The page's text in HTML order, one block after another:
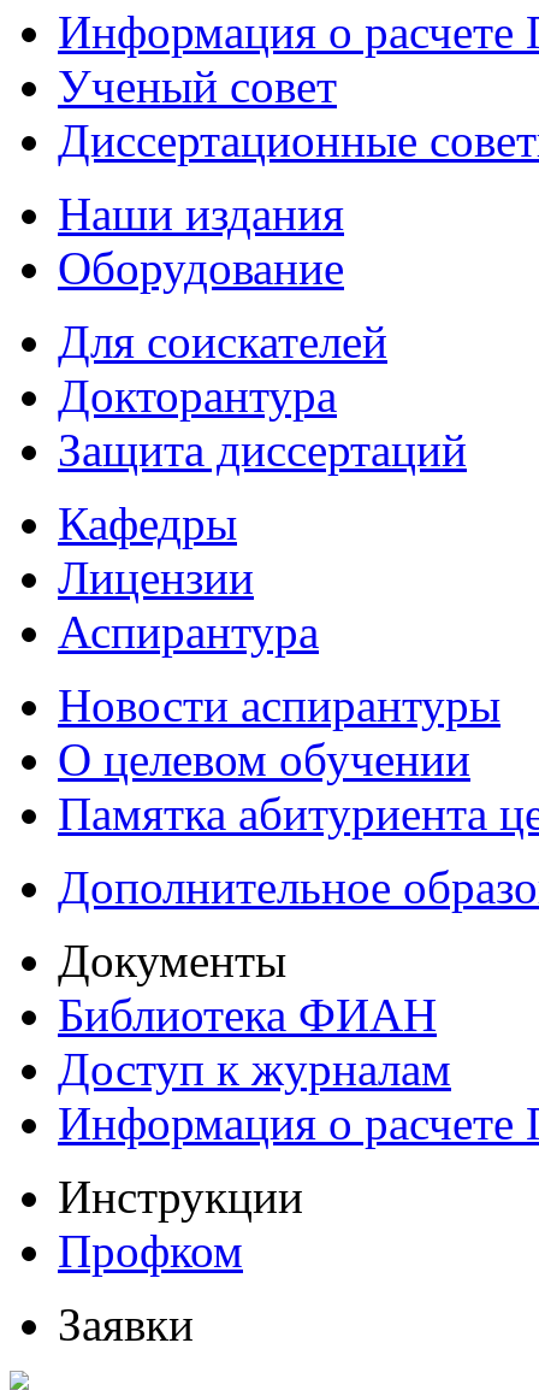
Информация о
Ученый совет
Диссертационные
Наши издания
Оборудование
Для соискателей
Докторантура
Защита диссертаций
Кафедры
Лицензии
Аспирантура
Новости аспирантуры
О целевом обучении
Памятка абитуриента
Дополнительное
Документы
Библиотека ФИАН
Доступ к журналам
Информация о
Инструкции
Профком
Заявки